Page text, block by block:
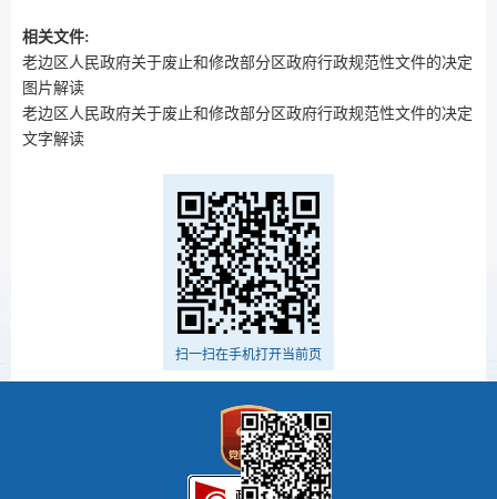
相关文件:
老边区人民政府关于废止和修改部分区政府行政规范性文件的决定
图片解读
老边区人民政府关于废止和修改部分区政府行政规范性文件的决定
文字解读
扫一扫在手机打开当前页